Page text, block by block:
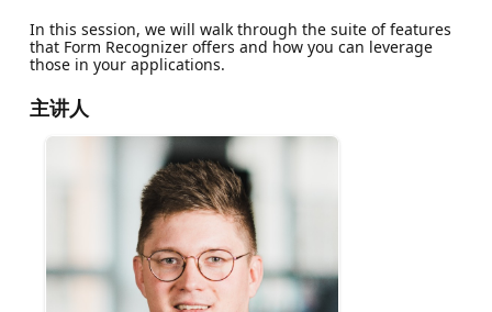
In this session, we will walk through the suite of features
that Form Recognizer offers and how you can leverage
those in your applications.
主讲人